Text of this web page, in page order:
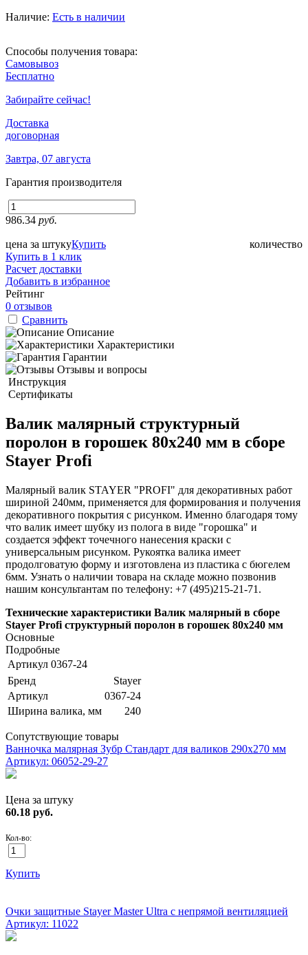
Наличие: Есть в наличии
Способы получения товара:
Самовывоз
Бесплатно
Забирайте сейчас!
Доставка
договорная
Завтра, 07 августа
Гарантия производителя
986.34 руб.
цена за штуку количество
Купить
Купить в 1 клик
Расчет доставки
Добавить в избранное
Рейтинг
0 отзывов
Сравнить
Описание
Характеристики
Гарантии
Отзывы и вопросы
Инструкция
Сертификаты
Валик малярный структурный
поролон в горошек 80x240 мм в сборе
Stayer Profi
Малярный валик STAYER "PROFI" для декоративных работ
шириной 240мм, применяется для формирования и получения
декоративного покрытия с рисунком. Именно благодаря тому
что валик имеет шубку из полога в виде "горошка" и
создается эффект точечного нанесения краски с
универсальным рисунком. Рукоятка валика имеет
продолговатую форму и изготовлена из пластика с бюгелем
6мм. Узнать о наличии товара на складе можно позвонив
нашим консультантам по телефону: +7 (495)215-21-71.
Технические характеристики Валик малярный в сборе
Stayer Profi структурный поролон в горошек 80x240 мм
Основные
Подробные
Артикул 0367-24
Бренд
Stayer
Артикул
0367-24
Ширина валика, мм
240
Сопутствующие товары
Ванночка малярная Зубр Стандарт для валиков 290х270 мм
Артикул: 06052-29-27
Цена за штуку
60.18 руб.
Кол-во:
Купить
Очки защитные Stayer Master Ultra с непрямой вентиляцией
Артикул: 11022